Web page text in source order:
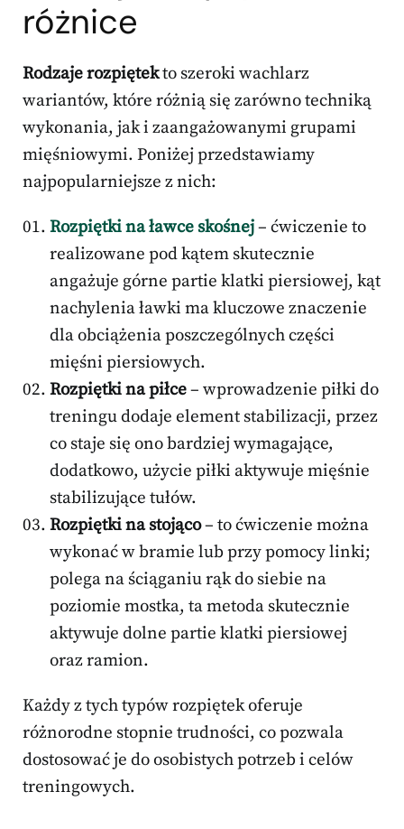
różnice
Rodzaje rozpiętekto szeroki wachlarz
wariantów, które różnią się zarówno techniką
wykonania, jak i zaangażowanymi grupami
mięśniowymi. Poniżej przedstawiamy
najpopularniejsze z nich:
Rozpiętki na ławce skośnej– ćwiczenie to
realizowane pod kątem skutecznie
angażuje górne partie klatki piersiowej, kąt
nachylenia ławki ma kluczowe znaczenie
dla obciążenia poszczególnych części
mięśni piersiowych.
Rozpiętki na piłce– wprowadzenie piłki do
treningu dodaje element stabilizacji, przez
co staje się ono bardziej wymagające,
dodatkowo, użycie piłki aktywuje mięśnie
stabilizujące tułów.
Rozpiętki na stojąco– to ćwiczenie można
wykonać w bramie lub przy pomocy linki;
polega na ściąganiu rąk do siebie na
poziomie mostka, ta metoda skutecznie
aktywuje dolne partie klatki piersiowej
oraz ramion.
Każdy z tych typów rozpiętek oferuje
różnorodne stopnie trudności, co pozwala
dostosować je do osobistych potrzeb i celów
treningowych.